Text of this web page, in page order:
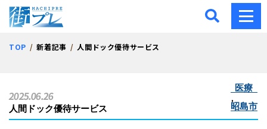
街プレ -東京・西多摩の
TOP 新着記事 人間ドック優待サービス
人間ドック優待サービス
2025.06.26
医療
,
昭島市